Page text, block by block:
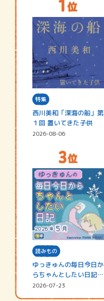
特集
西川美和「深海の船」第
１回 置いてきた子供
2026-08-06
読みもの
ゆっきゅんの毎日今日か
らちゃんとしたい日記
☆202…
2026-07-23